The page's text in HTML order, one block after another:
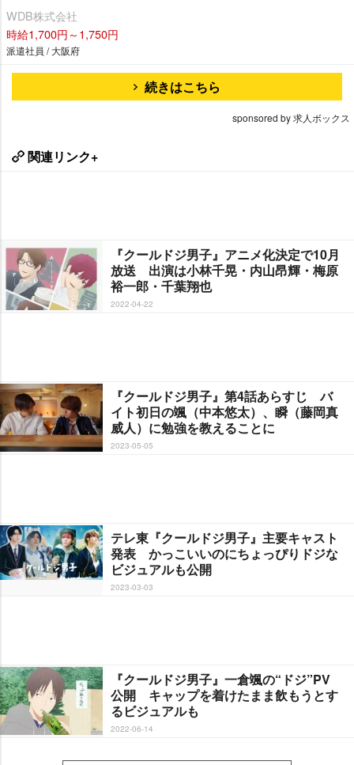
WDB株式会社
時給1,700円～1,750円
派遣社員 / 大阪府
続きはこちら
sponsored by 求人ボックス
関連リンク+
『クールドジ男子』アニメ化決定で10月
放送 出演は小林千晃・内山昂輝・梅原
裕一郎・千葉翔也
2022-04-22
『クールドジ男子』第4話あらすじ バ
イト初日の颯（中本悠太）、瞬（藤岡真
威人）に勉強を教えることに
2023-05-05
テレ東『クールドジ男子』主要キャスト
発表 かっこいいのにちょっぴりドジな
ビジュアルも公開
2023-03-03
『クールドジ男子』一倉颯の“ドジ”PV
公開 キャップを着けたまま飲もうとす
るビジュアルも
2022-06-14